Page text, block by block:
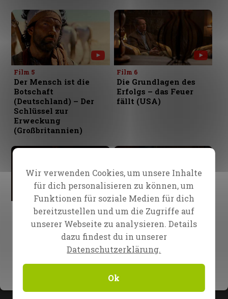
Film 5
Der Mensch ist die
Botschaft
(Deutschland) – Der
Schlüssel zur
Erweckung
(Großbritannien)
Film 6
Die Grundlagen des
Erfolgs – das Feuer
fällt (USA)
Film 7
Die einzigartige
Botschaft (China)
Film 8
Verloren auf hoher
See
1
Wir verwenden Cookies, um unsere Inhalte
für dich personalisieren zu können, um
Funktionen für soziale Medien für dich
bereitzustellen und um die Zugriffe auf
unserer Webseite zu analysieren. Details
dazu findest du in unserer
Datenschutzerklärung.
Ok